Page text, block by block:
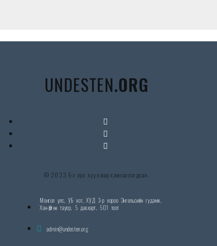
UNDESTEN.ORG
© 2023 Бүх эрх хуулиар хамгаалагдсан.
Монгол улс, УБ хот, ХУД 3-р хороо Энгельсийн гудамж,
Хан-Өргөө тауер, 5 давхарт, 501 тоот
admin@undesten.org